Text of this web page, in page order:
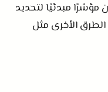
مؤشرًا مبدئيًا لتحديد
الأخرى مثل